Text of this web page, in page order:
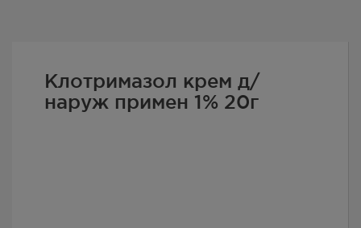
Клотримазол крем д/
наруж примен 1% 20г